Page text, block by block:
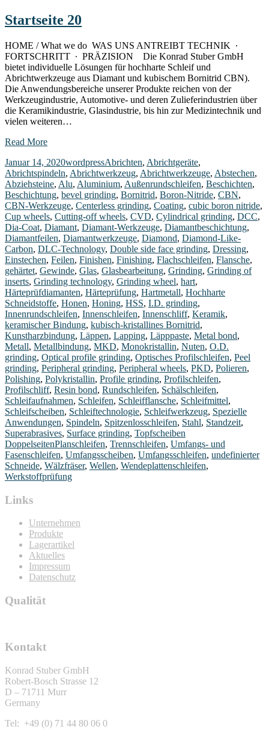
Startseite 20
HOME / What we do WAS UNS ANTREIBT TECHNIK ∙
FORTSCHRITT ∙ PRÄZISION Die Konrad Stuber GmbH
bietet individuelle Lösungen für hochharte Schleif und
Abrichtwerkzeuge aus Diamant und kubischem Bornitrid CBN).
Die Anwendungsbereiche unserer Produkte reichen von der
Werkzeugindustrie, Automotive- und deren Zulieferindustrien über
die Keramikindustrie, Glasindustrie, bis hin zur Medizintechnik und
vielen weiteren…
Read More
Januar 14, 2020wordpressAbrichten, Abrichtgeräte,
Abrichtspindeln, Abrichtwerkzeug, Abrichtwerkzeuge, Abstechen,
Abziehsteine, Alu, Aluminium, Außenrundschleifen, Beschichten,
Beschichtung, bevel grinding, Bornitrid, Boron-Nitride, CBN,
CBN-Werkzeuge, Centerless grinding, Coating, cubic boron nitride,
Cup wheels, Cutting-off wheels, CVD, Cylindrical grinding, DCC,
Dia-Coat, Diamant, Diamant-Werkzeuge, Diamantbeschichtung,
Diamantfeilen, Diamantwerkzeuge, Diamond, Diamond-Like-
Carbon, DLC-Technology, Double side face grinding, Dressing,
Einstechen, Feilen, Finishen, Finishing, Flachschleifen, Flansche,
gehärtet, Gewinde, Glas, Glasbearbeitung, Grinding, Grinding of
inserts, Grinding technology, Grinding wheel, hart,
Härteprüfdiamanten, Härteprüfung, Hartmetall, Hochharte
Schneidstoffe, Honen, Honing, HSS, I.D. grinding,
Innenrundschleifen, Innenschleifen, Innenschliff, Keramik,
keramischer Bindung, kubisch-kristallines Bornitrid,
Kunstharzbindung, Läppen, Lapping, Läpppaste, Metal bond,
Metall, Metallbindung, MKD, Monokristallin, Nuten, O.D.
grinding, Optical profile grinding, Optisches Profilschleifen, Peel
grinding, Peripheral grinding, Peripheral wheels, PKD, Polieren,
Polishing, Polykristallin, Profile grinding, Profilschleifen,
Profilschliff, Resin bond, Rundschleifen, Schälschleifen,
Schleifaufnahmen, Schleifen, Schleifflansche, Schleifmittel,
Schleifscheiben, Schleiftechnologie, Schleifwerkzeug, Spezielle
Anwendungen, Spindeln, Spitzenlosschleifen, Stahl, Standzeit,
Superabrasives, Surface grinding, Topfscheiben
DoppelseitenPlanschleifen, Trennschleifen, Umfangs- und
Fasenschleifen, Umfangsscheiben, Umfangsschleifen, undefinierter
Schneide, Wälzfräser, Wellen, Wendeplattenschleifen,
Werkstoffprüfung
Links
Unternehmen
Produkte
Lagerartikel
Aktuelles
Impressum
Datenschutz
Qualität
Kontakt
Konrad Stuber GmbH
Robert-Bosch Strasse 12
D – 71711 Murr
Germany
Tel: +49 (0) 71 44 80 06 0